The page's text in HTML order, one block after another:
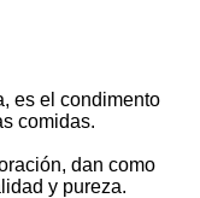
es el condimento
comidas.
dan como
y pureza.